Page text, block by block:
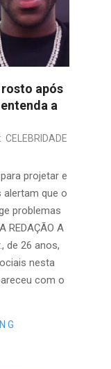
após
a
CELEBRIDADE
projetar e
que o
problemas
REDAÇÃO A
de 26 anos,
nesta
com o